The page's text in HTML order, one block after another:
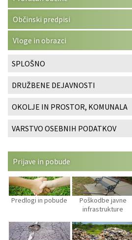
Občinski predpisi
Vloge in obrazci
SPLOŠNO
DRUŽBENE DEJAVNOSTI
OKOLJE IN PROSTOR, KOMUNALA
VARSTVO OSEBNIH PODATKOV
Prijave in pobude
Predlogi in pobude
Poškodbe javne
infrastrukture
Katalog informacij javnega značaja
Vizitka občine
Predsedniki političnih strank
Svet za preventivo in vzgojo v
Služba za okolje in prostor
Služba za stanovanjsko dejavnost
Služba za civilno zaščito
Služba za družbene dejavnosti
Služba za gospodarstvo, turizem
Služba za krajevne skupnosti
Občinski predpisi
Strategije in koncepti
Proračuni občine